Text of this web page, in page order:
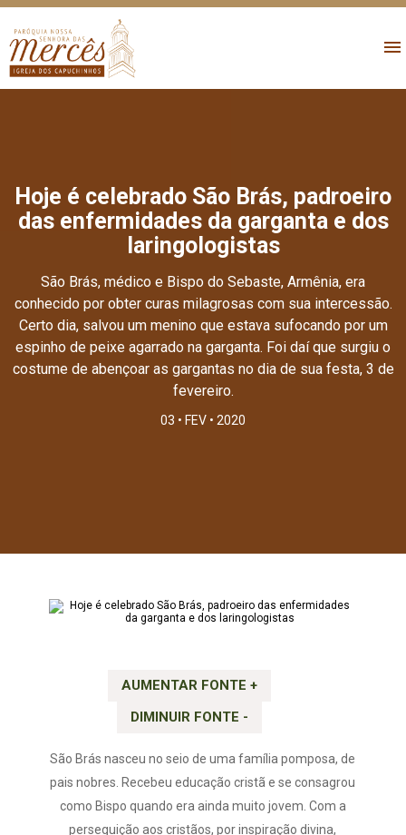
Hoje é celebrado São Brás, padroeiro
das enfermidades da garganta e dos
laringologistas
São Brás, médico e Bispo do Sebaste, Armênia, era
conhecido por obter curas milagrosas com sua intercessão.
Certo dia, salvou um menino que estava sufocando por um
espinho de peixe agarrado na garganta. Foi daí que surgiu o
costume de abençoar as gargantas no dia de sua festa, 3 de
fevereiro.
03 • FEV • 2020
AUMENTAR FONTE +
DIMINUIR FONTE -
São Brás nasceu no seio de uma família pomposa, de
pais nobres. Recebeu educação cristã e se consagrou
como Bispo quando era ainda muito jovem. Com a
perseguição aos cristãos, por inspiração divina,